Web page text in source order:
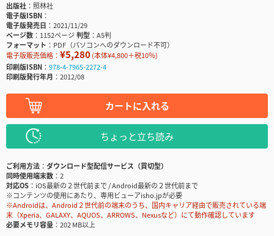
出版社
照林社
電子版ISBN
電子版発売日
2021/11/29
ページ数
1152ページ判型
A5判
フォーマット
PDF（パソコンへのダウンロード不可）
電子版販売価格： ¥5,280(本体¥4,800＋税10％)
印刷版ISBN
978-4-7965-2272-4
印刷版発行年月
2012/08
カートに入れる
ちょっと立ち読み
ご利用方法
ダウンロード型配信サービス（買切型）
同時使用端末数
2
対応OS
iOS最新の２世代前まで / Android最新の２世代前まで
※コンテンツの使用にあたり、専用ビューアisho.jpが必要
※Androidは、Android２世代前の端末のうち、国内キャリア経由で販売されている端
末（Xperia、GALAXY、AQUOS、ARROWS、Nexusなど）にて動作確認しています
必要メモリ容量
202 MB以上